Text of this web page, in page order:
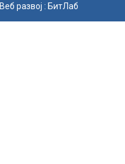
Веб развој : БитЛаб